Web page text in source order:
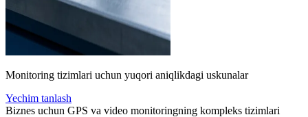
Monitoring tizimlari uchun yuqori aniqlikdagi uskunalar
Yechim tanlash
Biznes uchun GPS va video monitoringning kompleks tizimlari